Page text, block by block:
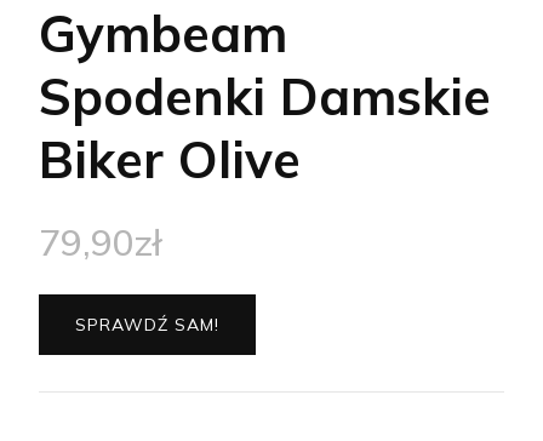
Gymbeam
Spodenki Damskie
Biker Olive
79,90zł
SPRAWDŹ SAM!